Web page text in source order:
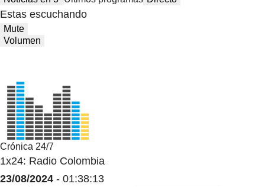
Estas escuchando
Mute
Volumen
Crónica 24/7
1x24: Radio Colombia
23/08/2024 - 01:38:13